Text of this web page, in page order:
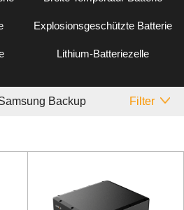
Explosionsgeschützte Batterie
Lithium-Batteriezelle
Backup Filter